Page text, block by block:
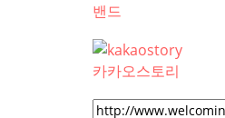
밴드
카카오스토리